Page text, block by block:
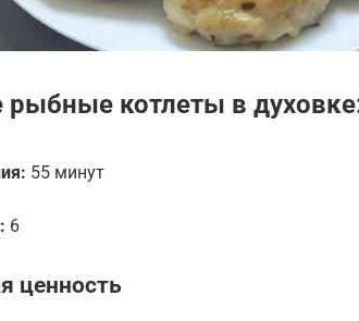
рыбные котлеты в
55 минут
6
ценность